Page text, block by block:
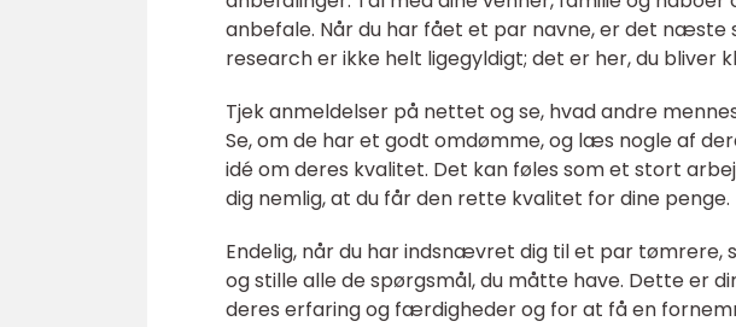
anbefale. Når du har fået et par navne, er det næste
research er ikke helt ligegyldigt; det er her, du bliver
Tjek anmeldelser på nettet og se, hvad andre
Se, om de har et godt omdømme, og læs nogle af
idé om deres kvalitet. Det kan føles som et stort
dig nemlig, at du får den rette kvalitet for dine penge.
Endelig, når du har indsnævret dig til et par
og stille alle de spørgsmål, du måtte have. Dette er
deres erfaring og færdigheder og for at få en